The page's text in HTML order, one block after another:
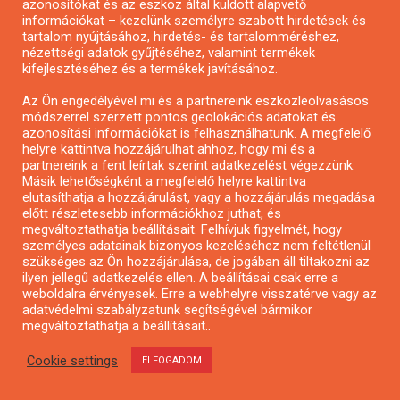
Városzöldítő ötletpályázat
azonosítókat és az eszköz által küldött alapvető
információkat – kezelünk személyre szabott hirdetések és
tartalom nyújtásához, hirdetés- és tartalomméréshez,
nézettségi adatok gyűjtéséhez, valamint termékek
kifejlesztéséhez és a termékek javításához.
Az Ön engedélyével mi és a partnereink eszközleolvasásos
módszerrel szerzett pontos geolokációs adatokat és
azonosítási információkat is felhasználhatunk. A megfelelő
helyre kattintva hozzájárulhat ahhoz, hogy mi és a
partnereink a fent leírtak szerint adatkezelést végezzünk.
Másik lehetőségként a megfelelő helyre kattintva
elutasíthatja a hozzájárulást, vagy a hozzájárulás megadása
előtt részletesebb információkhoz juthat, és
megváltoztathatja beállításait. Felhívjuk figyelmét, hogy
személyes adatainak bizonyos kezeléséhez nem feltétlenül
szükséges az Ön hozzájárulása, de jogában áll tiltakozni az
ilyen jellegű adatkezelés ellen. A beállításai csak erre a
weboldalra érvényesek. Erre a webhelyre visszatérve vagy az
adatvédelmi szabályzatunk segítségével bármikor
megváltoztathatja a beállításait..
Cookie settings ELFOGADOM